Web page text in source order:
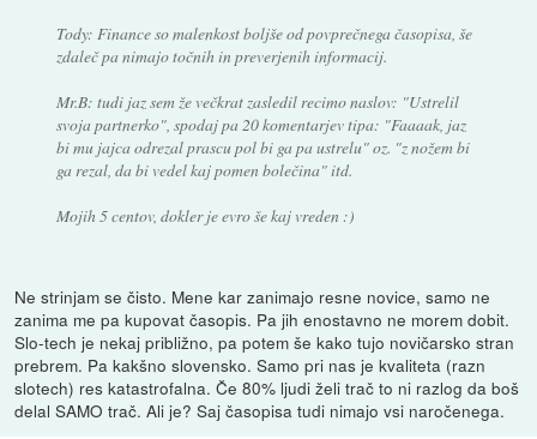
Tody: Finance so malenkost boljše od povprečnega časopisa, še
zdaleč pa nimajo točnih in preverjenih informacij.
Mr.B: tudi jaz sem že večkrat zasledil recimo naslov: "Ustrelil
svoja partnerko", spodaj pa 20 komentarjev tipa: "Faaaak, jaz
bi mu jajca odrezal prascu pol bi ga pa ustrelu" oz. "z nožem bi
ga rezal, da bi vedel kaj pomen bolečina" itd.
Mojih 5 centov, dokler je evro še kaj vreden :)
Ne strinjam se čisto. Mene kar zanimajo resne novice, samo ne
zanima me pa kupovat časopis. Pa jih enostavno ne morem dobit.
Slo-tech je nekaj približno, pa potem še kako tujo novičarsko stran
prebrem. Pa kakšno slovensko. Samo pri nas je kvaliteta (razn
slotech) res katastrofalna. Če 80% ljudi želi trač to ni razlog da boš
delal SAMO trač. Ali je? Saj časopisa tudi nimajo vsi naročenega.